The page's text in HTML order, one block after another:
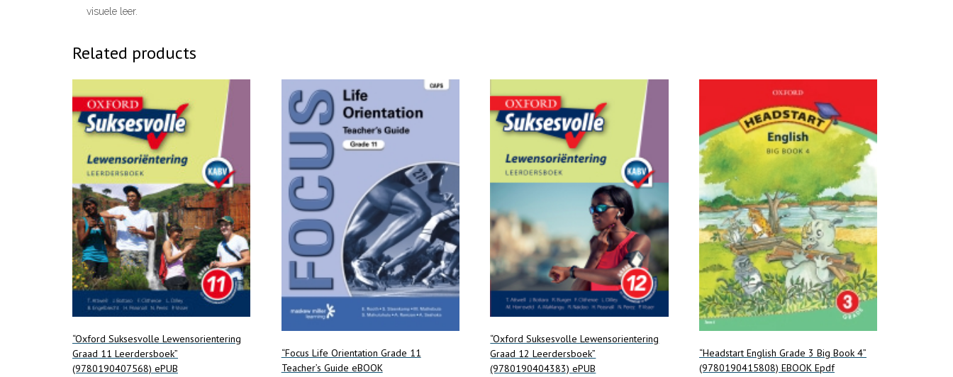
visuele leer.
Related products
“Oxford Suksesvolle Lewensorientering
Graad 11 Leerdersboek”
(9780190407568) ePUB
“Focus Life Orientation Grade 11
Teacher’s Guide eBOOK
“Oxford Suksesvolle Lewensorientering
Graad 12 Leerdersboek”
(9780190404383) ePUB
“Headstart English Grade 3 Big Book 4”
(9780190415808) EBOOK Epdf